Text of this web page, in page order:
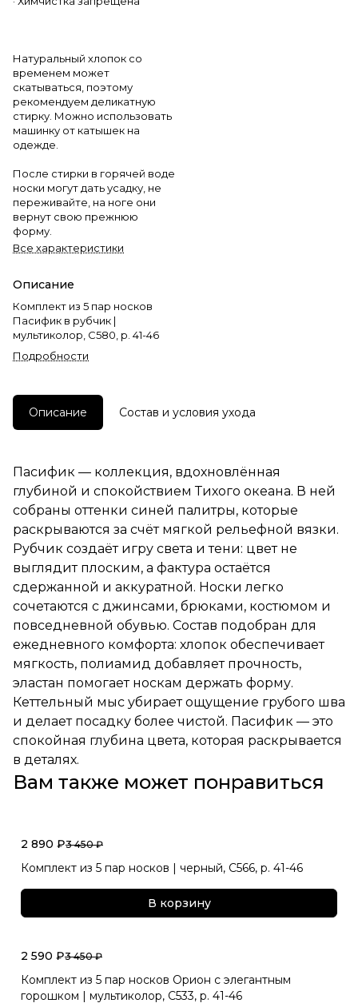
Натуральный хлопок со
временем может
скатываться, поэтому
рекомендуем деликатную
стирку. Можно использовать
машинку от катышек на
одежде.
После стирки в горячей воде
носки могут дать усадку, не
переживайте, на ноге они
вернут свою прежнюю
форму.
Все характеристики
Описание
Комплект из 5 пар носков
Пасифик в рубчик |
мультиколор, С580, р. 41-46
Подробности
Описание Состав и условия ухода
Пасифик — коллекция, вдохновлённая
глубиной и спокойствием Тихого океана. В ней
собраны оттенки синей палитры, которые
раскрываются за счёт мягкой рельефной вязки.
Рубчик создаёт игру света и тени: цвет не
выглядит плоским, а фактура остаётся
сдержанной и аккуратной. Носки легко
сочетаются с джинсами, брюками, костюмом и
повседневной обувью. Состав подобран для
ежедневного комфорта: хлопок обеспечивает
мягкость, полиамид добавляет прочность,
эластан помогает носкам держать форму.
Кеттельный мыс убирает ощущение грубого шва
и делает посадку более чистой. Пасифик — это
спокойная глубина цвета, которая раскрывается
в деталях.
Вам также может понравиться
2 890 ₽3 450 ₽
Комплект из 5 пар носков | черный, С566, р. 41-46
В корзину
2 590 ₽3 450 ₽
Комплект из 5 пар носков Орион с элегантным
горошком | мультиколор, С533, р. 41-46